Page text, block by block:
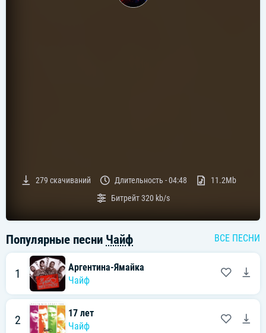
279 скачиваний Длительность -04:48
11.2Mb
Битрейт320 kb/s
Популярные песни Чайф ВСЕ ПЕСНИ
1
Аргентина-Ямайка
Чайф
2
17 лет
Чайф